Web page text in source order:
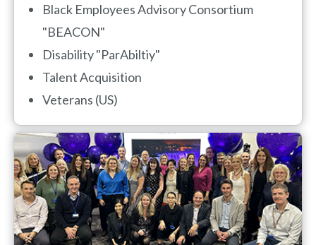
Black Employees Advisory Consortium
"BEACON"
Disability "ParAbiltiy"
Talent Acquisition
Veterans (US)